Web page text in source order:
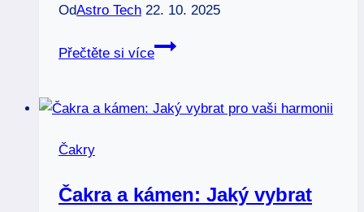
OdAstro Tech 22. 10. 2025
Přečtěte si více
Vaše
máte
vás
Čakry
Čakra a kámen: Jaký vybrat